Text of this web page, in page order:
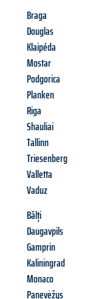
Braga
Douglas
Klaipéda
Mostar
Podgorica
Planken
Riga
Shauliai
Tallinn
Triesenberg
Valletta
Vaduz
Bălți
Daugavpils
Gamprin
Kaliningrad
Monaco
Panevėžys